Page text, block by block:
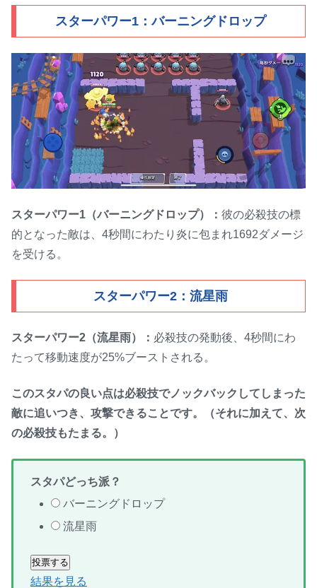
スターパワー1：バーニングドロップ
スターパワー1（バーニングドロップ）： 彼の必殺技の標
的となった敵は、4秒間にわたり炎に包まれ1692ダメージ
を受ける。
スターパワー2：流星雨
スターパワー2（流星雨）： 必殺技の発動後、4秒間にわ
たって移動速度が25%ブーストされる。
このスタパの良い点は必殺技でノックバックしてしまった
敵に追いつき、攻撃できることです。（それに加えて、次
の必殺技もたまる。）
スタパどっち派？
バーニングドロップ
流星雨
結果を見る